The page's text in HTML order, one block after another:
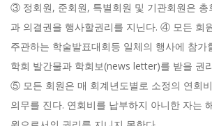
③ 정회원, 준회원, 특별회원 및 기관회원은 총
과 의결권을 행사할권리를 지닌다. ④ 모든 회
주관하는 학술발표대회등 일체의 행사에 참가
학회 발간물과 학회보(news letter)를 받을 권
⑤ 모든 회원은 매 회계년도별로 소정의 연회
의무를 진다. 연회비를 납부하지 아니한 자는